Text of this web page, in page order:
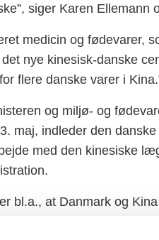
siger Karen Ellemann
medicin og fødevarer,
nye kinesisk-danske
flere danske varer i
og miljø- og
maj, indleder den
med den kinesiske
bl.a., at Danmark og